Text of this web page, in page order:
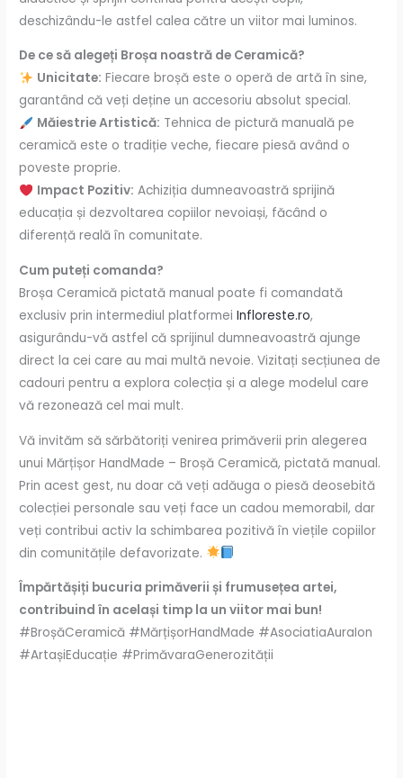
deschizându-le astfel calea către un viitor mai luminos.
De ce să alegeți Broșa noastră de Ceramică?
Unicitate: Fiecare broșă este o operă de artă în sine,
garantând că veți deține un accesoriu absolut special.
Măiestrie Artistică: Tehnica de pictură manuală pe
ceramică este o tradiție veche, fiecare piesă având o
poveste proprie.
Impact Pozitiv: Achiziția dumneavoastră sprijină
educația și dezvoltarea copiilor nevoiași, făcând o
diferență reală în comunitate.
Cum puteți comanda?
Broșa Ceramică pictată manual poate fi comandată
exclusiv prin intermediul platformeiInfloreste.ro,
asigurându-vă astfel că sprijinul dumneavoastră ajunge
direct la cei care au mai multă nevoie. Vizitați secțiunea de
cadouri pentru a explora colecția și a alege modelul care
vă rezonează cel mai mult.
Vă invităm să sărbătoriți venirea primăverii prin alegerea
unui Mărțișor HandMade – Broșă Ceramică, pictată manual.
Prin acest gest, nu doar că veți adăuga o piesă deosebită
colecției personale sau veți face un cadou memorabil, dar
veți contribui activ la schimbarea pozitivă în viețile copiilor
din comunitățile defavorizate.
Împărtășiți bucuria primăverii și frumusețea artei,
contribuind în același timp la un viitor mai bun!
#BroșăCeramică #MărțișorHandMade #AsociatiaAuraIon
#ArtașiEducație #PrimăvaraGenerozității